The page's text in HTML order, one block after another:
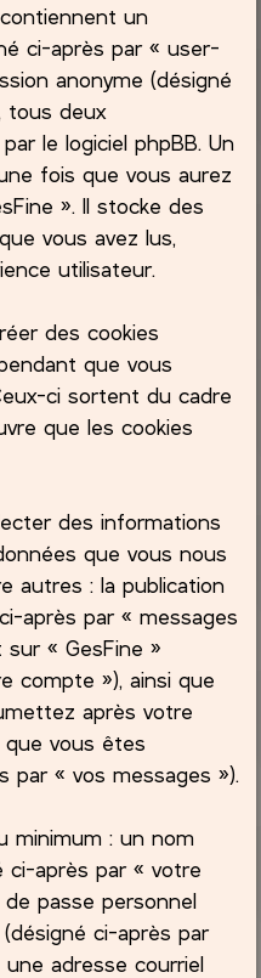
un
ci-après par « user-
anonyme (désigné
tous deux
le logiciel phpBB. Un
fois que vous aurez
». Il stocke des
vous avez lus,
utilisateur.
des cookies
que vous
ci sortent du cadre
que les cookies
des informations
que vous nous
autres : la publication
après par « messages
sur « GesFine »
compte »), ainsi que
après votre
vous êtes
par « vos messages »).
minimum : un nom
ci-après par « votre
passe personnel
ci-après par
adresse courriel